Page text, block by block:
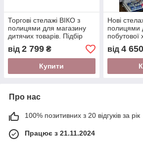
Торгові стелажі ВІКО з
полицями для магазину
дитячих товарів. Підбір
стелажів для магазину.
від 2 799 ₴
Купити
Нові
полицями
побутової
для дому.
від 4 650
Про нас
100% позитивних з 20 відгуків за рік
Працює з 21.11.2024